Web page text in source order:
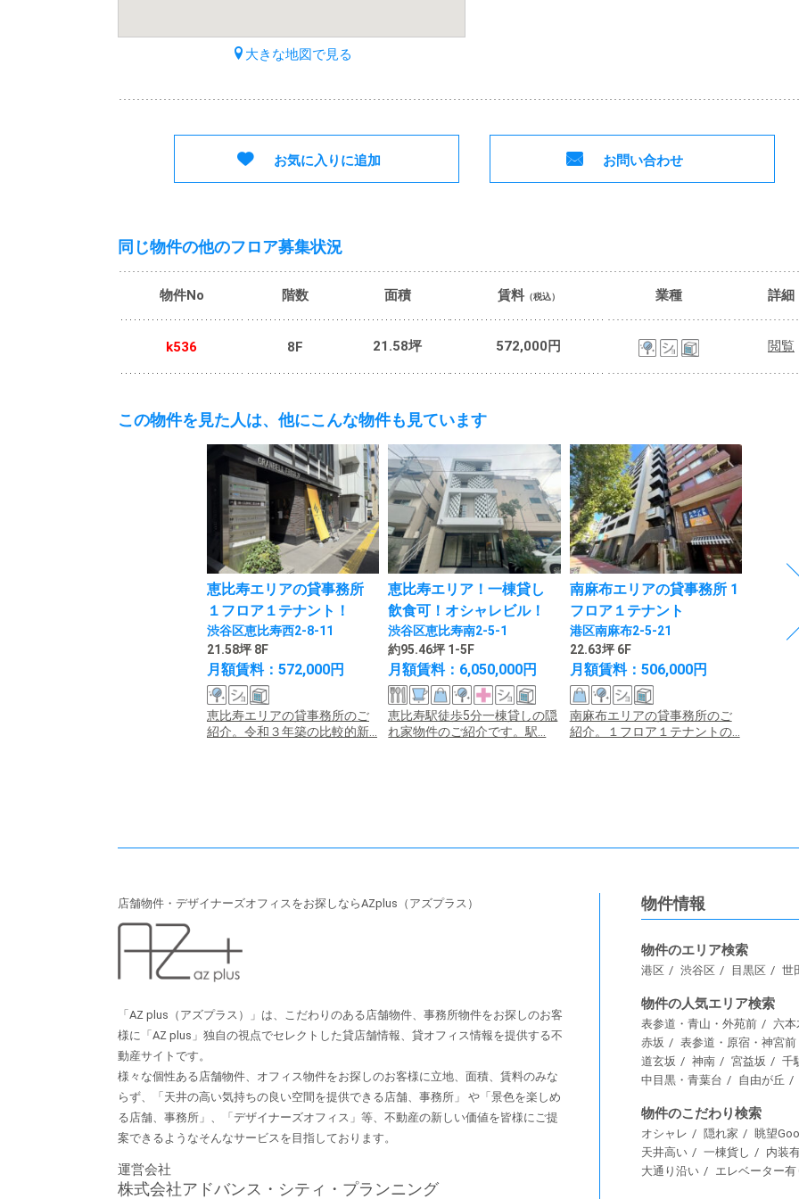
大きな地図で見る
お気に入りに追加 お問い合わせ
同じ物件の他のフロア募集状況
物件No 階数 面積 賃料（税込） 業種 詳細
k536 8F 21.58坪 572,000円 閲覧
この物件を見た人は、他にこんな物件も見ています
恵比寿エリアの貸事務所
１フロア１テナント！
渋谷区恵比寿西2-8-11
21.58坪 8F
月額賃料：572,000円
恵比寿エリアの貸事務所のご
紹介。令和３年築の比較的新...
恵比寿エリア！一棟貸し
飲食可！オシャレビル！
渋谷区恵比寿南2-5-1
約95.46坪 1-5F
月額賃料：6,050,000円
恵比寿駅徒歩5分一棟貸しの隠
れ家物件のご紹介です。駅...
南麻布エリアの貸事務所 1
フロア１テナント
港区南麻布2-5-21
22.63坪 6F
月額賃料：506,000円
南麻布エリアの貸事務所のご
紹介。１フロア１テナントの...
渋谷区
店舗物件・デザイナーズオフィスをお探しならAZplus（アズプラス）
「AZ plus（アズプラス）」は、こだわりのある店舗物件、事務所物件をお探しのお客
様に「AZ plus」独⾃の視点でセレクトした貸店舗情報、貸オフィス情報を提供する不
動産サイトです。
様々な個性ある店舗物件、オフィス物件をお探しのお客様に⽴地、⾯積、賃料のみな
らず、「天井の⾼い気持ちの良い空間を提供できる店舗、事務所」 や「景⾊を楽しめ
る店舗、事務所」、「デザイナーズオフィス」等、不動産の新しい価値を皆様にご提
案できるようなそんなサービスを⽬指しております。
運営会社
株式会社アドバンス・シティ・プランニング
物件情報
物件のエリア検索
港区 渋谷区 目黒区 世
物件の人気エリア検索
表参道・青山・外苑前
六
赤坂
表参道・原宿・神宮前
道玄坂
神南 宮益坂
千
中目黒・青葉台
自由が丘
物件のこだわり検索
オシャレ 隠れ家
眺望
天井高い
一棟貨し
内装
大通り沿い
エレベーター有